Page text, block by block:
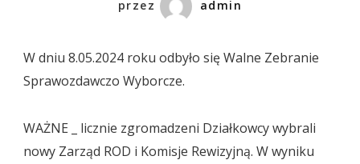
przez admin
W dniu 8.05.2024 roku odbyło się Walne Zebranie
Sprawozdawczo Wyborcze.
WAŻNE _ licznie zgromadzeni Działkowcy wybrali
nowy Zarząd ROD i Komisje Rewizyjną. W wyniku